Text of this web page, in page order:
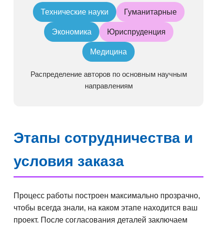
Технические науки Гуманитарные
Экономика Юриспруденция
Медицина
Распределение авторов по основным научным
направлениям
Этапы сотрудничества и
условия заказа
Процесс работы построен максимально прозрачно,
чтобы всегда знали, на каком этапе находится ваш
проект. После согласования деталей заключаем